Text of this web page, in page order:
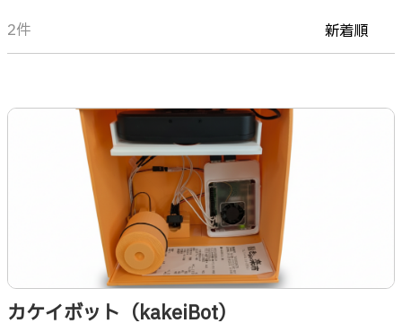
2件 新着順
カケイボット（kakeiBot）